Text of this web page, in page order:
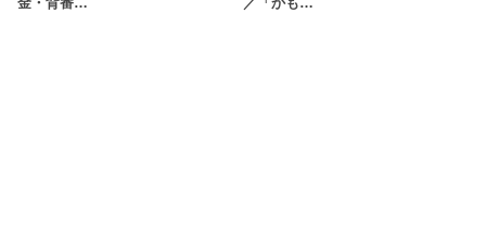
金・背番…
／「かも…